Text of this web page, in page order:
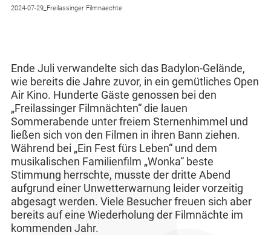
2024-07-29_Freilassinger Filmnaechte
Ende Juli verwandelte sich das Badylon-Gelände,
wie bereits die Jahre zuvor, in ein gemütliches Open
Air Kino. Hunderte Gäste genossen bei den
„Freilassinger Filmnächten“ die lauen
Sommerabende unter freiem Sternenhimmel und
ließen sich von den Filmen in ihren Bann ziehen.
Während bei „Ein Fest fürs Leben“ und dem
musikalischen Familienfilm „Wonka“ beste
Stimmung herrschte, musste der dritte Abend
aufgrund einer Unwetterwarnung leider vorzeitig
abgesagt werden. Viele Besucher freuen sich aber
bereits auf eine Wiederholung der Filmnächte im
kommenden Jahr.